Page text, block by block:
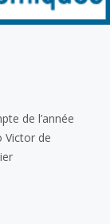
de l’année
Victor de